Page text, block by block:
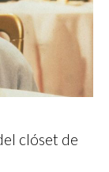
clóset de